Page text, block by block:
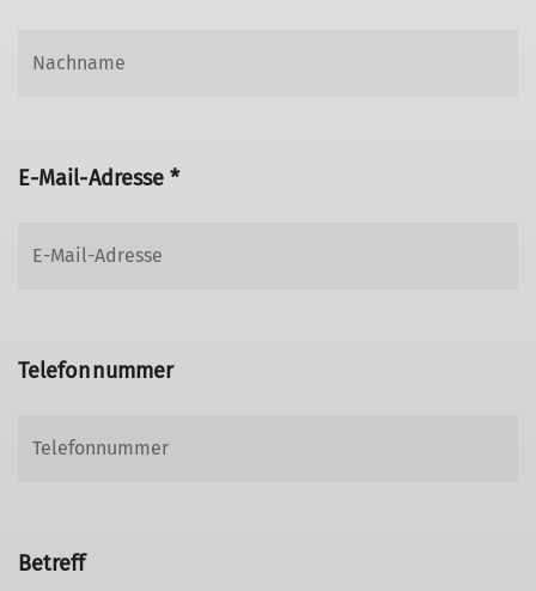
E-Mail-Adresse *
Telefonnummer
Betreff